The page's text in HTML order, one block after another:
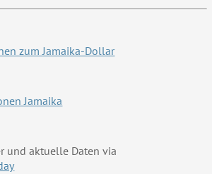
zum Jamaika-Dollar
Jamaika
und aktuelle Daten via